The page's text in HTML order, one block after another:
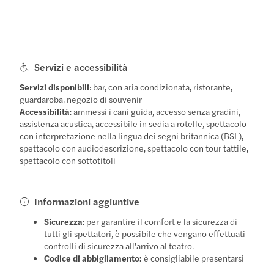
Servizi e accessibilità
Servizi disponibili: bar, con aria condizionata, ristorante,
guardaroba, negozio di souvenir
Accessibilità: ammessi i cani guida, accesso senza gradini,
assistenza acustica, accessibile in sedia a rotelle, spettacolo
con interpretazione nella lingua dei segni britannica (BSL),
spettacolo con audiodescrizione, spettacolo con tour tattile,
spettacolo con sottotitoli
Informazioni aggiuntive
Sicurezza: per garantire il comfort e la sicurezza di
tutti gli spettatori, è possibile che vengano effettuati
controlli di sicurezza all'arrivo al teatro.
Codice di abbigliamento: è consigliabile presentarsi